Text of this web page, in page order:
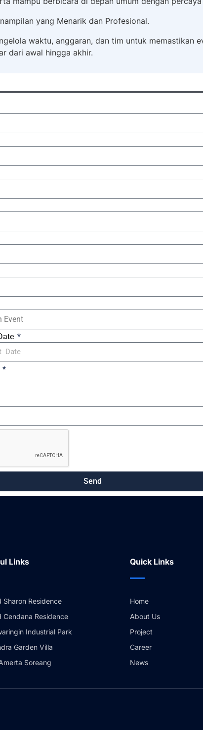
yang Menarik dan Profesional.
waktu, anggaran, dan tim untuk memastikan
dari awal hingga akhir.
Send
Links
Sharon Residence
Cendana Residence
Industrial Park
Garden Villa
Soreang
Quick Links
Home
About Us
Project
Career
News